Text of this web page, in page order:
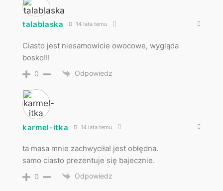
talablaska 14 lata temu
Ciasto jest niesamowicie owocowe, wygląda
bosko!!!
0 Odpowiedz
karmel-itka 14 lata temu
ta masa mnie zachwyciła! jest obłędna.
samo ciasto prezentuje się bajecznie.
0 Odpowiedz